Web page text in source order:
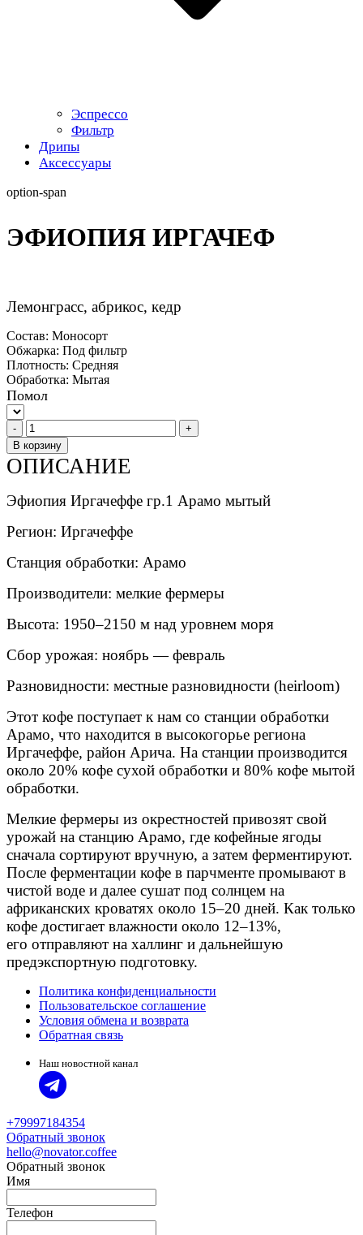
Эспрессо
Фильтр
Дрипы
Аксессуары
option-span
ЭФИОПИЯ ИРГАЧЕФ
Лемонграсс, абрикос, кедр
Состав: Моносорт
Обжарка: Под фильтр
Плотность: Средняя
Обработка: Mытая
Помол
-
+
В корзину
ОПИСАНИЕ
Эфиопия Иргачеффе гр.1 Арамо мытый
Регион: Иргачеффе
Станция обработки: Арамо
Производители: мелкие фермеры
Высота: 1950–2150 м над уровнем моря
Сбор урожая: ноябрь — февраль
Разновидности: местные разновидности (heirloom)
Этот кофе поступает к нам со станции обработки
Арамо, что находится в высокогорье региона
Иргачеффе, район Арича. На станции производится
около 20% кофе сухой обработки и 80% кофе мытой
обработки.
Мелкие фермеры из окрестностей привозят свой
урожай на станцию Арамо, где кофейные ягоды
сначала сортируют вручную, а затем ферментируют.
После ферментации кофе в парчменте промывают в
чистой воде и далее сушат под солнцем на
африканских кроватях около 15–20 дней. Как только
кофе достигает влажности около 12–13%,
его отправляют на халлинг и дальнейшую
предэкспортную подготовку.
Политика конфиденциальности
Пользовательское соглашение
Условия обмена и возврата
Обратная связь
Наш новостной канал
+79997184354
Обратный звонок
hello@novator.coffee
Обратный звонок
Имя
Телефон